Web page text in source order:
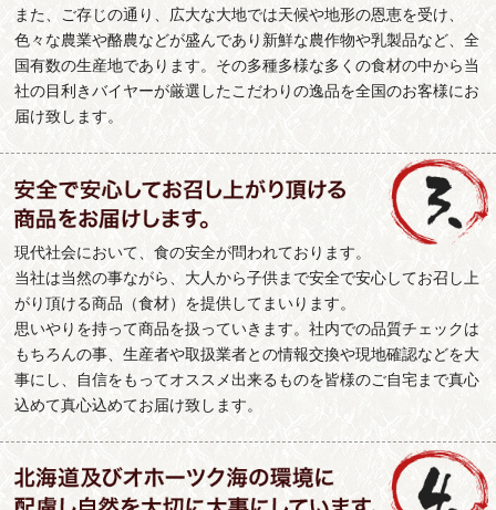
また、ご存じの通り、広大な大地では天候や地形の恩恵を受け、
色々な農業や酪農などが盛んであり新鮮な農作物や乳製品など、全
国有数の生産地であります。その多種多様な多くの食材の中から当
社の目利きバイヤーが厳選したこだわりの逸品を全国のお客様にお
届け致します。
現代社会において、食の安全が問われております。
当社は当然の事ながら、大人から子供まで安全で安心してお召し上
がり頂ける商品（食材）を提供してまいります。
思いやりを持って商品を扱っていきます。社内での品質チェックは
もちろんの事、生産者や取扱業者との情報交換や現地確認などを大
事にし、自信をもってオススメ出来るものを皆様のご自宅まで真心
込めて真心込めてお届け致します。